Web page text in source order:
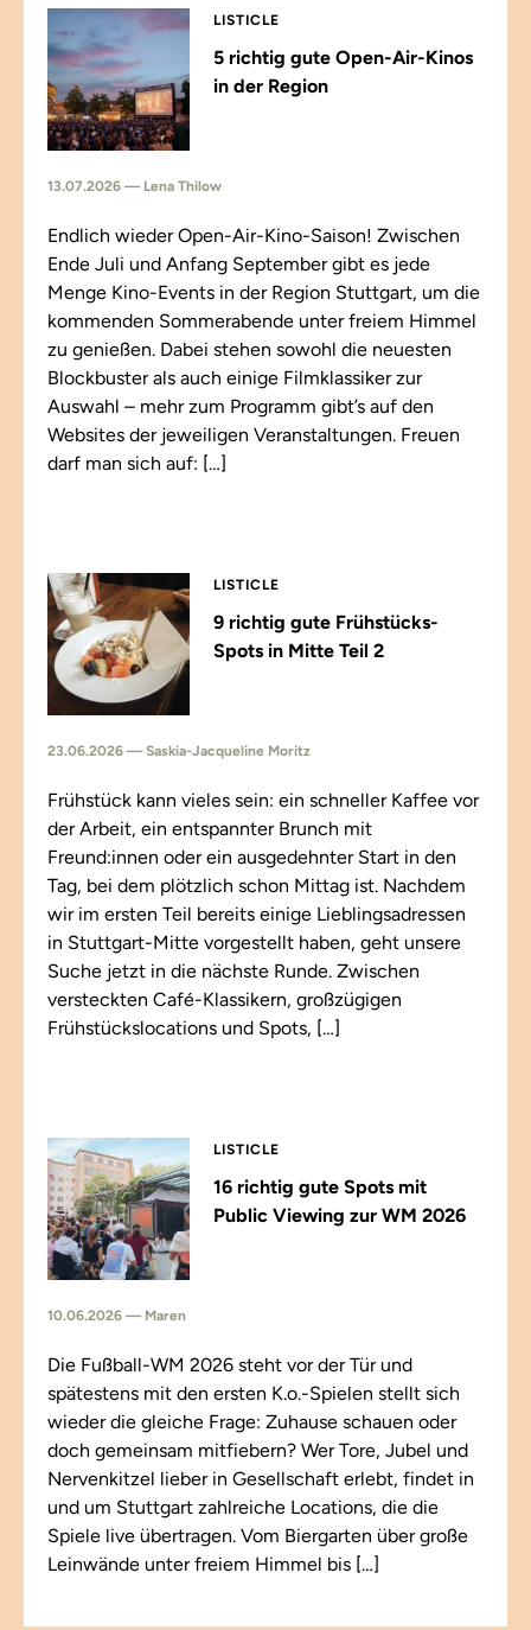
LISTICLE
5 richtig gute Open-Air-Kinos
in der Region
13.07.2026 — Lena Thilow
Endlich wieder Open-Air-Kino-Saison! Zwischen
Ende Juli und Anfang September gibt es jede
Menge Kino-Events in der Region Stuttgart, um die
kommenden Sommerabende unter freiem Himmel
zu genießen. Dabei stehen sowohl die neuesten
Blockbuster als auch einige Filmklassiker zur
Auswahl – mehr zum Programm gibt’s auf den
Websites der jeweiligen Veranstaltungen. Freuen
darf man sich auf: […]
LISTICLE
9 richtig gute Frühstücks-
Spots in Mitte Teil 2
23.06.2026 — Saskia-Jacqueline Moritz
Frühstück kann vieles sein: ein schneller Kaffee vor
der Arbeit, ein entspannter Brunch mit
Freund:innen oder ein ausgedehnter Start in den
Tag, bei dem plötzlich schon Mittag ist. Nachdem
wir im ersten Teil bereits einige Lieblingsadressen
in Stuttgart-Mitte vorgestellt haben, geht unsere
Suche jetzt in die nächste Runde. Zwischen
versteckten Café-Klassikern, großzügigen
Frühstückslocations und Spots, […]
LISTICLE
16 richtig gute Spots mit
Public Viewing zur WM 2026
10.06.2026 — Maren
Die Fußball-WM 2026 steht vor der Tür und
spätestens mit den ersten K.o.-Spielen stellt sich
wieder die gleiche Frage: Zuhause schauen oder
doch gemeinsam mitfiebern? Wer Tore, Jubel und
Nervenkitzel lieber in Gesellschaft erlebt, findet in
und um Stuttgart zahlreiche Locations, die die
Spiele live übertragen. Vom Biergarten über große
Leinwände unter freiem Himmel bis […]